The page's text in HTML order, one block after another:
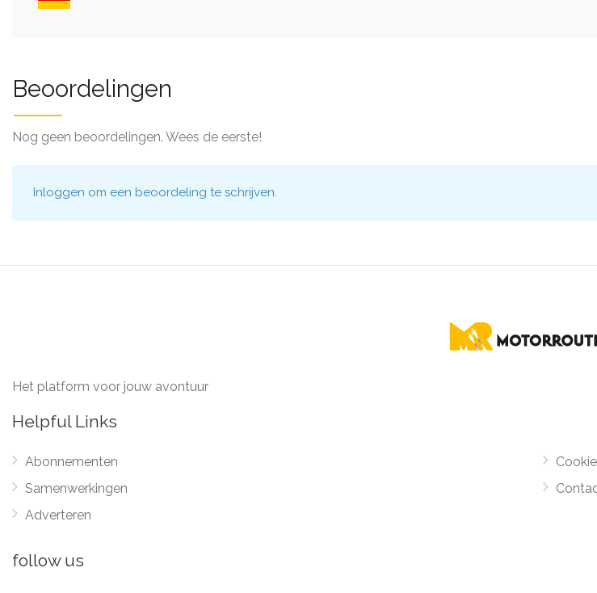
Beoordelingen
Nog geen beoordelingen. Wees de eerste!
Inloggen om een beoordeling te schrijven.
Het platform voor jouw avontuur
Helpful Links
Abonnementen
Samenwerkingen
Adverteren
follow us